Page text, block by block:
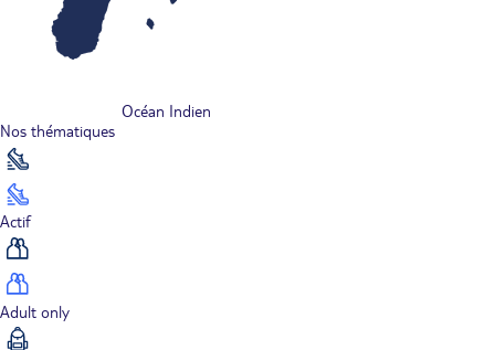
Océan Indien
Nos thématiques
Actif
Adult only